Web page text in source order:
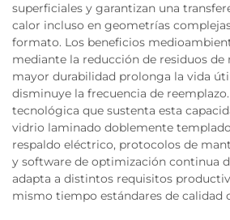
superficiales y garantizan una
calor incluso en geometrías
formato. Los beneficios
mediante la reducción de residuos de
mayor durabilidad prolonga la vida
disminuye la frecuencia de
tecnológica que sustenta esta
vidrio laminado doblemente
respaldo eléctrico, protocolos de
y software de optimización continua
adapta a distintos requisitos
mismo tiempo estándares de calidad